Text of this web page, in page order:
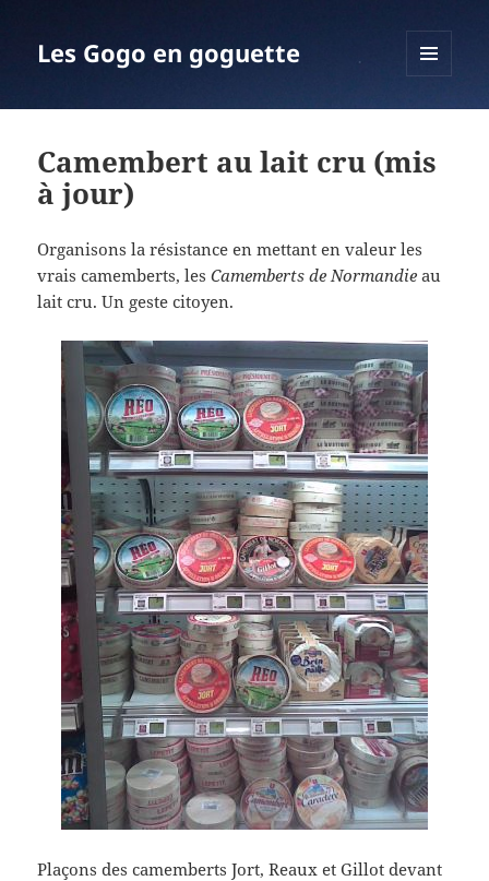
Les Gogo en goguette
Camembert au lait cru (mis
à jour)
Organisons la résistance en mettant en valeur les
vrais camemberts, lesCamemberts de Normandie au
lait cru. Un geste citoyen.
Plaçons des camemberts Jort, Reaux et Gillot devant